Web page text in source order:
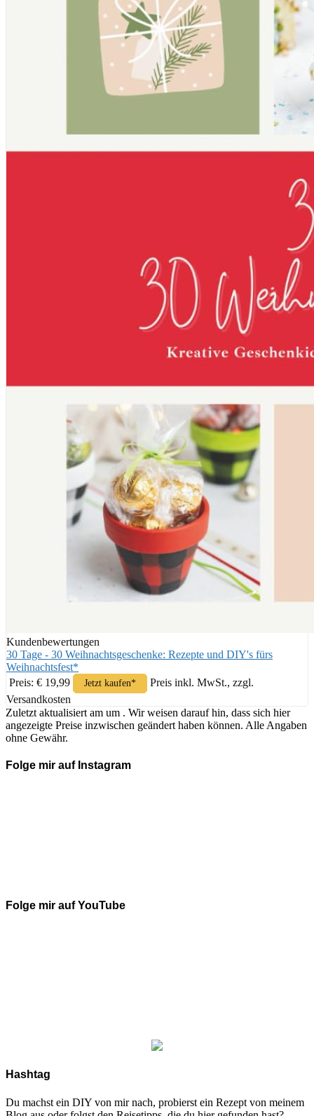
Kundenbewertungen
30 Tage - 30 Weihnachtsgeschenke: Rezepte und DIY's fürs
Weihnachtsfest*
Preis: € 19,99
Jetzt kaufen*
Preis inkl. MwSt., zzgl.
Versandkosten
Zuletzt aktualisiert am um . Wir weisen darauf hin, dass sich hier
angezeigte Preise inzwischen geändert haben können. Alle Angaben
ohne Gewähr.
Folge mir auf Instagram
Folge mir auf YouTube
Hashtag
Du machst ein DIY von mir nach, probierst ein Rezept von meinem